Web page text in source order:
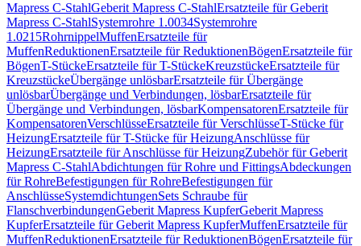
Mapress C-StahlGeberit Mapress C-StahlErsatzteile für Geberit
Mapress C-StahlSystemrohre 1.0034Systemrohre
1.0215RohrnippelMuffenErsatzteile für
MuffenReduktionenErsatzteile für ReduktionenBögenErsatzteile für
BögenT-StückeErsatzteile für T-StückeKreuzstückeErsatzteile für
KreuzstückeÜbergänge unlösbarErsatzteile für Übergänge
unlösbarÜbergänge und Verbindungen, lösbarErsatzteile für
Übergänge und Verbindungen, lösbarKompensatorenErsatzteile für
KompensatorenVerschlüsseErsatzteile für VerschlüsseT-Stücke für
HeizungErsatzteile für T-Stücke für HeizungAnschlüsse für
HeizungErsatzteile für Anschlüsse für HeizungZubehör für Geberit
Mapress C-StahlAbdichtungen für Rohre und FittingsAbdeckungen
für RohreBefestigungen für RohreBefestigungen für
AnschlüsseSystemdichtungenSets Schraube für
FlanschverbindungenGeberit Mapress KupferGeberit Mapress
KupferErsatzteile für Geberit Mapress KupferMuffenErsatzteile für
MuffenReduktionenErsatzteile für ReduktionenBögenErsatzteile für